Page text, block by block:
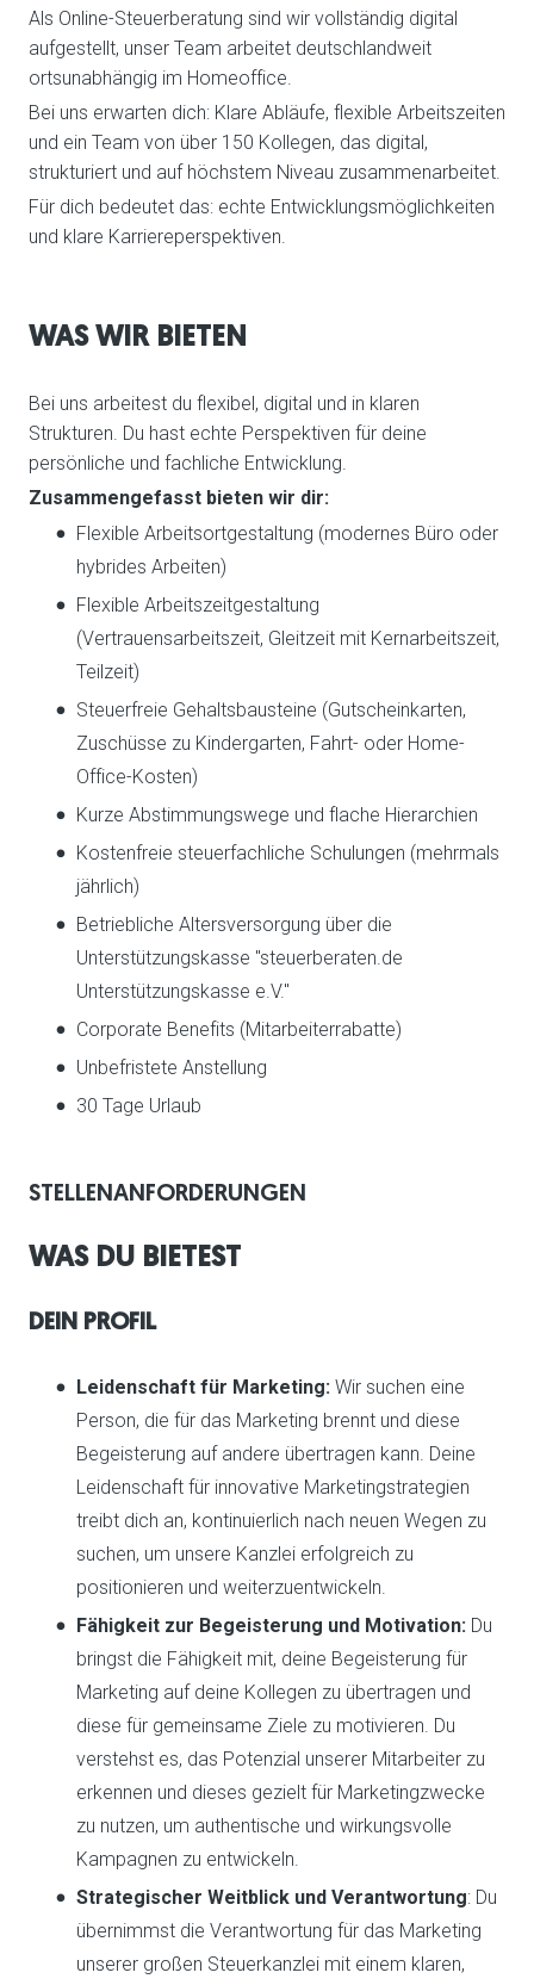
Als Online-Steuerberatung sind wir vollständig digital
aufgestellt, unser Team arbeitet deutschlandweit
ortsunabhängig im Homeoffice.
Bei uns erwarten dich: Klare Abläufe, flexible Arbeitszeiten
und ein Team von über 150 Kollegen, das digital,
strukturiert und auf höchstem Niveau zusammenarbeitet.
Für dich bedeutet das: echte Entwicklungsmöglichkeiten
und klare Karriereperspektiven.
WAS WIR BIETEN
Bei uns arbeitest du flexibel, digital und in klaren
Strukturen. Du hast echte Perspektiven für deine
persönliche und fachliche Entwicklung.
Zusammengefasst bieten wir dir:
Flexible Arbeitsortgestaltung (modernes Büro oder
hybrides Arbeiten)
Flexible Arbeitszeitgestaltung
(Vertrauensarbeitszeit, Gleitzeit mit Kernarbeitszeit,
Teilzeit)
Steuerfreie Gehaltsbausteine (Gutscheinkarten,
Zuschüsse zu Kindergarten, Fahrt- oder Home-
Office-Kosten)
Kurze Abstimmungswege und flache Hierarchien
Kostenfreie steuerfachliche Schulungen (mehrmals
jährlich)
Betriebliche Altersversorgung über die
Unterstützungskasse "steuerberaten.de
Unterstützungskasse e.V."
Corporate Benefits (Mitarbeiterrabatte)
Unbefristete Anstellung
30 Tage Urlaub
STELLENANFORDERUNGEN
WAS DU BIETEST
DEIN PROFIL
Leidenschaft für Marketing: Wir suchen eine
Person, die für das Marketing brennt und diese
Begeisterung auf andere übertragen kann. Deine
Leidenschaft für innovative Marketingstrategien
treibt dich an, kontinuierlich nach neuen Wegen zu
suchen, um unsere Kanzlei erfolgreich zu
positionieren und weiterzuentwickeln.
Fähigkeit zur Begeisterung und Motivation: Du
bringst die Fähigkeit mit, deine Begeisterung für
Marketing auf deine Kollegen zu übertragen und
diese für gemeinsame Ziele zu motivieren. Du
verstehst es, das Potenzial unserer Mitarbeiter zu
erkennen und dieses gezielt für Marketingzwecke
zu nutzen, um authentische und wirkungsvolle
Kampagnen zu entwickeln.
Strategischer Weitblick und Verantwortung: Du
übernimmst die Verantwortung für das Marketing
unserer großen Steuerkanzlei mit einem klaren,